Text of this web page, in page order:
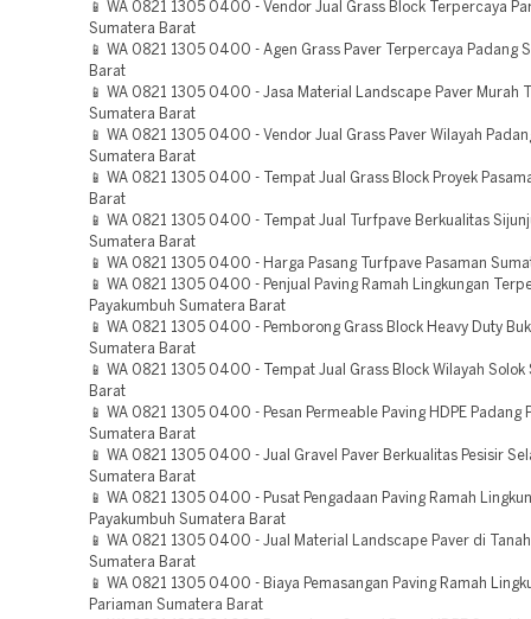
📱 WA 0821 1305 0400 - Vendor Jual Grass Block Terpercaya
Sumatera Barat
📱 WA 0821 1305 0400 - Agen Grass Paver Terpercaya Padang
Barat
📱 WA 0821 1305 0400 - Jasa Material Landscape Paver Murah
Sumatera Barat
📱 WA 0821 1305 0400 - Vendor Jual Grass Paver Wilayah
Sumatera Barat
📱 WA 0821 1305 0400 - Tempat Jual Grass Block Proyek
Barat
📱 WA 0821 1305 0400 - Tempat Jual Turfpave Berkualitas
Sumatera Barat
📱 WA 0821 1305 0400 - Harga Pasang Turfpave Pasaman
📱 WA 0821 1305 0400 - Penjual Paving Ramah Lingkungan
Payakumbuh Sumatera Barat
📱 WA 0821 1305 0400 - Pemborong Grass Block Heavy Duty
Sumatera Barat
📱 WA 0821 1305 0400 - Tempat Jual Grass Block Wilayah Solok
Barat
📱 WA 0821 1305 0400 - Pesan Permeable Paving HDPE Padang
Sumatera Barat
📱 WA 0821 1305 0400 - Jual Gravel Paver Berkualitas Pesisir
Sumatera Barat
📱 WA 0821 1305 0400 - Pusat Pengadaan Paving Ramah
Payakumbuh Sumatera Barat
📱 WA 0821 1305 0400 - Jual Material Landscape Paver di
Sumatera Barat
📱 WA 0821 1305 0400 - Biaya Pemasangan Paving Ramah
Pariaman Sumatera Barat